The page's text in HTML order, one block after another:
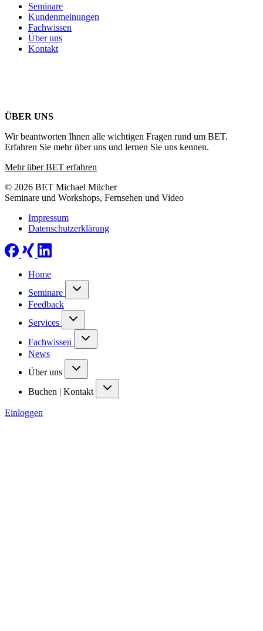
Seminare
Kundenmeinungen
Fachwissen
Über uns
Kontakt
ÜBER UNS
Wir beantworten Ihnen alle wichtigen Fragen rund um BET.
Erfahren Sie mehr über uns und lernen Sie uns kennen.
Mehr über BET erfahren
© 2026 BET Michael Mücher
Seminare und Workshops, Fernsehen und Video
Impressum
Datenschutzerklärung
Home
Seminare
Feedback
Services
Fachwissen
News
Über uns
Buchen | Kontakt
Einloggen